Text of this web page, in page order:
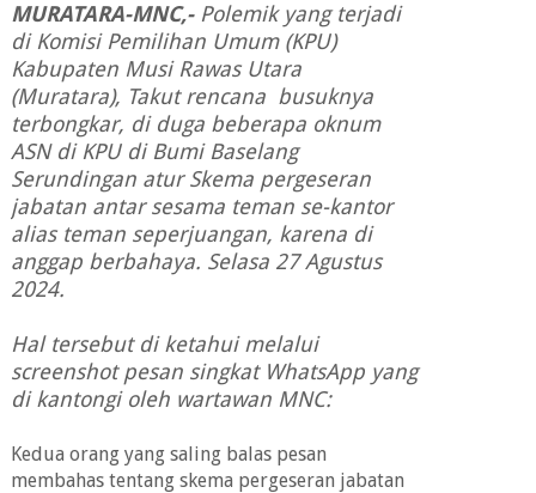
MURATARA-MNC,- Polemik yang terjadi
di Komisi Pemilihan Umum (KPU)
Kabupaten Musi Rawas Utara
(Muratara), Takut rencana busuknya
terbongkar, di duga beberapa oknum
ASN di KPU di Bumi Baselang
Serundingan atur Skema pergeseran
jabatan antar sesama teman se-kantor
alias teman seperjuangan, karena di
anggap berbahaya. Selasa 27 Agustus
2024.
Hal tersebut di ketahui melalui
screenshot pesan singkat WhatsApp yang
di kantongi oleh wartawan MNC:
Kedua orang yang saling balas pesan
membahas tentang skema pergeseran jabatan